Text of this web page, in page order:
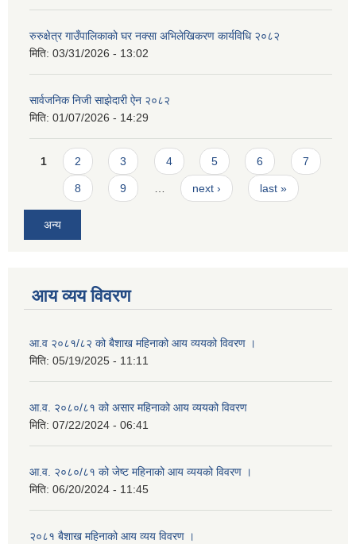
रुरुक्षेत्र गाउँपालिकाको घर नक्सा अभिलेखिकरण कार्यविधि २०८२
मिति: 03/31/2026 - 13:02
सार्वजनिक निजी साझेदारी ऐन २०८२
मिति: 01/07/2026 - 14:29
Pages
1 2 3 4 5 6 7
8 9 next › last »
अन्य
आय व्यय विवरण
आ.व २०८१/८२ को बैशाख महिनाको आय व्ययको विवरण ।
मिति: 05/19/2025 - 11:11
आ.व. २०८०/८१ को असार महिनाको आय व्ययको विवरण
मिति: 07/22/2024 - 06:41
आ.व. २०८०/८१ को जेष्ट महिनाको आय व्ययको विवरण ।
मिति: 06/20/2024 - 11:45
२०८१ बैशाख महिनाको आय व्यय विवरण ।